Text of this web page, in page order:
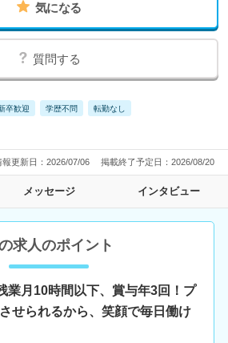
気になる
質問する
卒歓迎 学歴不問 転勤なし
報更新日：2026/07/06 掲載終了予定日：2026/08/20
メッセージ インタビュー
求人のポイント
業月10時間以下、賞与年3回！プ
せられるから、笑顔で毎日働け